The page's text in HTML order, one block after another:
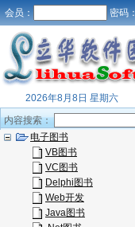
会员： 密码：
2026年8月8日 星期六
内容搜索：
电子图书
VB图书
VC图书
Delphi图书
Web开发
Java图书